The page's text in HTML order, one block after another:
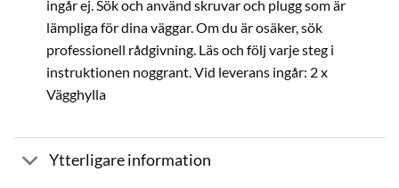
ingår ej. Sök och använd skruvar och plugg som är
lämpliga för dina väggar. Om du är osäker, sök
professionell rådgivning. Läs och följ varje steg i
instruktionen noggrant. Vid leverans ingår: 2 x
Vägghylla
Ytterligare information